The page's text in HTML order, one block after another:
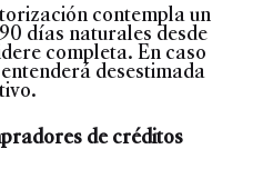
contempla un
días naturales desde
completa. En caso
desestimada
de créditos